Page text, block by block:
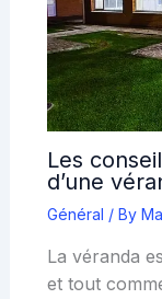
Les
d’une
Général / By
La véranda
et tout